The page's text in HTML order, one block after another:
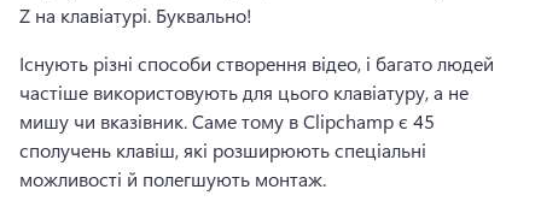
Z на клавіатурі. Буквально!
Існують різні способи створення відео, і багато людей
частіше використовують для цього клавіатуру, а не
мишу чи вказівник. Саме тому в Clipchamp є 45
сполучень клавіш, які розширюють спеціальні
можливості й полегшують монтаж.